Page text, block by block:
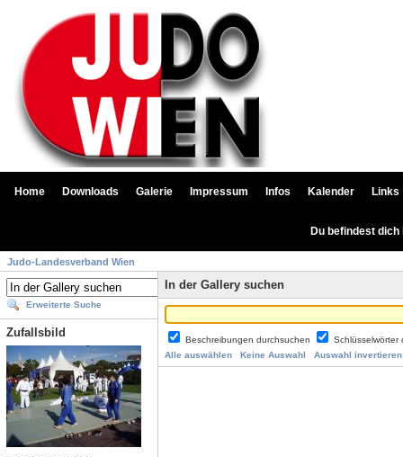
Home Downloads Galerie Impressum Infos Kalender Links
Du befindest
Judo-Landesverband Wien
Erweiterte Suche
Zufallsbild
In der Gallery suchen
Beschreibungen durchsuchen
Alle auswählen
Keine Auswahl Auswahl invertieren